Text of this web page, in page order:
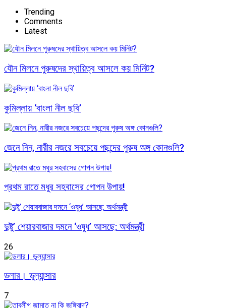
Trending
Comments
Latest
যৌন মিলনে পুরুষদের স্থায়িত্ব আসলে কয় মিনিট?
কুমিল্লায় ‘বাংলা নীল ছবি’
জেনে নিন, নারীর নজরে সবচেয়ে পছন্দের পুরুষ অঙ্গ কোনগুলি?
প্রথম রাতে মধুর সহবাসের গোপন উপায়!
দুষ্টু’ শেয়ারবাজার দমনে ‘ওষুধ’ আসছে: অর্থমন্ত্রী
26
ডলার। ডুল্যান্সার
7